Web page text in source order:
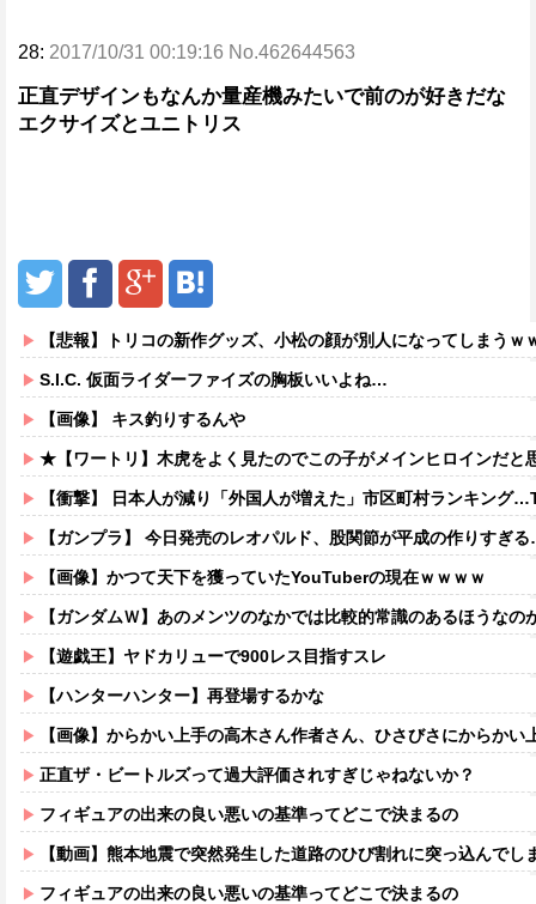
28: 2017/10/31 00:19:16 No.462644563
正直デザインもなんか量産機みたいで前のが好きだな
エクサイズとユニトリス
【悲報】トリコの新作グッズ、小松の顔が別人になってしまうｗ
S.I.C. 仮面ライダーファイズの胸板いいよね…
【画像】 キス釣りするんや
★【ワートリ】木虎をよく見たのでこの子がメインヒロインだと思ってたら、
【衝撃】 日本人が減り「外国人が増えた」市区町村ランキング
【ガンプラ】 今日発売のレオパルド、股関節が平成の作りすぎ
【画像】かつて天下を獲っていたYouTuberの現在ｗｗｗｗ
【ガンダムＷ】あのメンツのなかでは比較的常識のあるほうなの
【遊戯王】ヤドカリューで900レス目指すスレ
【ハンターハンター】再登場するかな
【画像】からかい上手の高木さん作者さん、ひさびさにからかい上手の高木
正直ザ・ビートルズって過大評価されすぎじゃねないか？
フィギュアの出来の良い悪いの基準ってどこで決まるの
【動画】熊本地震で突然発生した道路のひび割れに突っ込んでし
フィギュアの出来の良い悪いの基準ってどこで決まるの